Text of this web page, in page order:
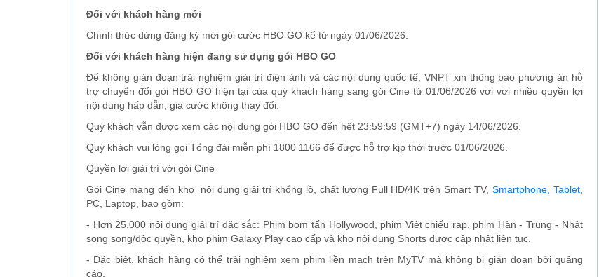
Đối với khách hàng mới
Chính thức dừng đăng ký mới gói cước HBO GO kể từ ngày 01/06/2026.
Đối với khách hàng hiện đang sử dụng gói HBO GO
Để không gián đoạn trải nghiệm giải trí điện ảnh và các nội dung quốc tế, VNPT xin thông báo phương án hỗ
trợ chuyển đổi gói HBO GO hiện tại của quý khách hàng sang gói Cine từ 01/06/2026 với với nhiều quyền lợi
nội dung hấp dẫn, giá cước không thay đổi.
Quý khách vẫn được xem các nội dung gói HBO GO đến hết 23:59:59 (GMT+7) ngày 14/06/2026.
Quý khách vui lòng gọi Tổng đài miễn phí 1800 1166 để được hỗ trợ kịp thời trước 01/06/2026.
Quyền lợi giải trí với gói Cine
Gói Cine mang đến kho nội dung giải trí khổng lồ, chất lượng Full HD/4K trên Smart TV,Smartphone, Tablet,
PC, Laptop, bao gồm:
- Hơn 25.000 nội dung giải trí đặc sắc: Phim bom tấn Hollywood, phim Việt chiếu rạp, phim Hàn - Trung - Nhật
song song/độc quyền, kho phim Galaxy Play cao cấp và kho nội dung Shorts được cập nhật liên tục.
- Đặc biệt, khách hàng có thể trải nghiệm xem phim liền mạch trên MyTV mà không bị gián đoạn bởi quảng
cáo.